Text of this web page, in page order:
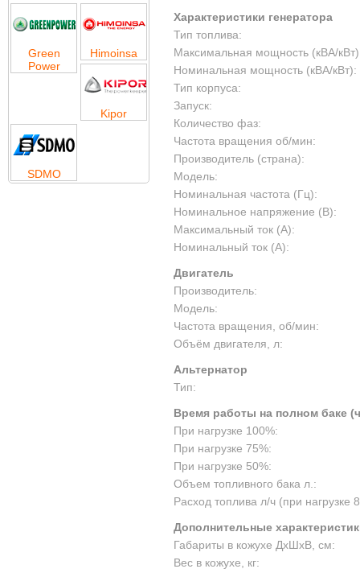
Характеристики генератора
Тип топлива:
Максимальная мощность (кВА/
Номинальная мощность (кВА/кВт):
Тип корпуса:
Запуск:
Количество фаз:
Частота вращения об/мин:
Производитель (страна):
Модель:
Номинальная частота (Гц):
Номинальное напряжение (В):
Максимальный ток (А):
Номинальный ток (А):
Двигатель
Производитель:
Модель:
Частота вращения, об/мин:
Объём двигателя, л:
Альтернатор
Тип:
Время работы на полном баке
При нагрузке 100%:
При нагрузке 75%:
При нагрузке 50%:
Объем топливного бака л.:
Расход топлива л/ч (при нагрузке
Дополнительные
Габариты в кожухе ДхШхВ, см:
Вес в кожухе, кг:
Green
Power
Himoinsa
Kipor
SDMO